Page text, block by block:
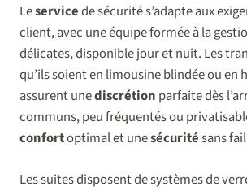
Leservicede sécurité s’adapte aux
client, avec une équipe formée à la
délicates, disponible jour et nuit. Les
qu’ils soient en limousine blindée ou en
assurent unediscrétion parfaite dès
communs, peu fréquentés ou
confortoptimal et unesécuritésans
Les suites disposent de systèmes de